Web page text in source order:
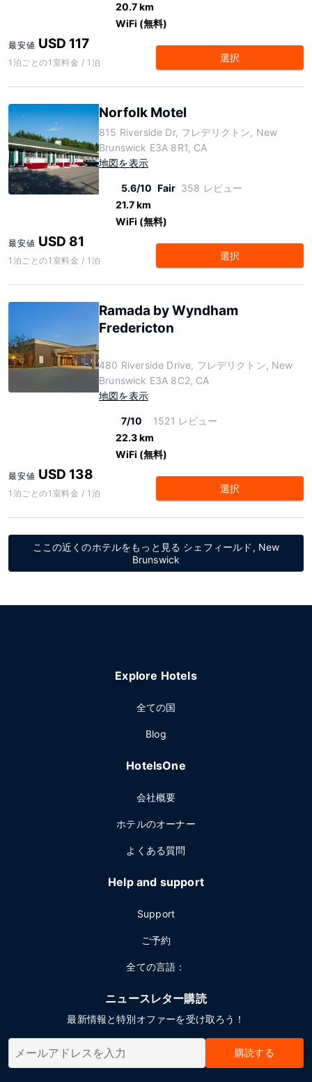
20.7 km
WiFi (無料)
最安値 USD 117
1泊ごとの1室料金 / 1泊 選択
Norfolk Motel
815 Riverside Dr, フレデリクトン, New
Brunswick E3A 8R1, CA
地図を表示
5.6/10 Fair 358 レビュー
21.7 km
WiFi (無料)
最安値 USD 81
1泊ごとの1室料金 / 1泊 選択
Ramada by Wyndham
Fredericton
480 Riverside Drive, フレデリクトン, New
Brunswick E3A 8C2, CA
地図を表示
7/10
1521 レビュー
22.3 km
WiFi (無料)
最安値 USD 138
1泊ごとの1室料金 / 1泊 選択
ここの近くのホテルをもっと見る シェフィールド, New
Brunswick
Explore Hotels
全ての国
Blog
HotelsOne
会社概要
ホテルのオーナー
よくある質問
Help and support
Support
ご予約
全ての言語：
ニュースレター購読
最新情報と特別オファーを受け取ろう！
購読する